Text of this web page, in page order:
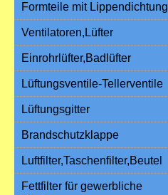
Formteile mit Lippendichtung
Ventilatoren,Lüfter
Einrohrlüfter,Badlüfter
Lüftungsventile-Tellerventile
Lüftungsgitter
Brandschutzklappe
Luftfilter,Taschenfilter,Beutel
Fettfilter für gewerbliche